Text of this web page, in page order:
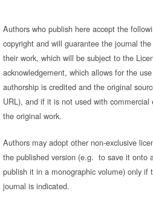
Authors who publish here accept the
copyright and will guarantee the journal
their work, which will be subject to the
acknowledgement, which allows for the
authorship is credited and the original
URL), and if it is not used with
the original work.
Authors may adopt other non-exclusive
the published version (e.g. to save it onto
publish it in a monographic volume) only
journal is indicated.